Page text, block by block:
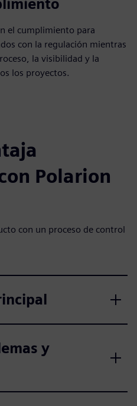
el cumplimiento para
con la regulación mientras
la visibilidad y la
los proyectos.
Polarion
con un proceso de control
y